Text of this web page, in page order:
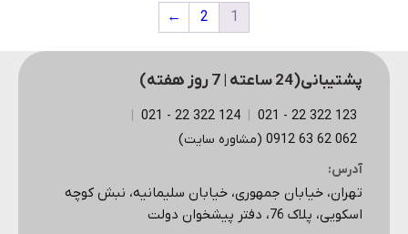
1
2
←
پشتیبانی(24 ساعته | 7 روز هفته)
123 322 22 - 021
|
124 322 22 - 021
|
062 62 63 0912 (مشاوره سایت)
آدرس:
تهران، خیابان جمهوری، خیابان سلیمانیه، نبش کوچه
اسکویی، پلاک 76، دفتر پیشخوان دولت